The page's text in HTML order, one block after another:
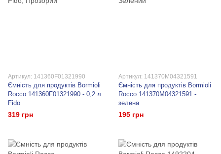
Артикул: 141360F01321990
Ємність для продуктів Bormioli
Rocco 141360F01321990 - 0,2 л
Fido
319 грн
Артикул: 141370M04321591
Ємність для продуктів Bormioli
Rocco 141370M04321591 -
зелена
195 грн